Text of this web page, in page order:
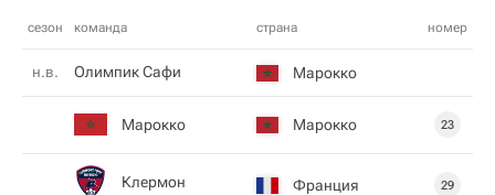
сезон команда страна номер
н.в. Олимпик Сафи Марокко
Марокко Марокко 23
Клермон Франция 29